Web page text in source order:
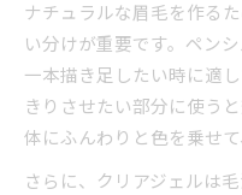
ナチュラルな眉毛を作る
い分けが重要です。ペン
一本描き足したい時に適
きりさせたい部分に使う
体にふんわりと色を乗せ
さらに、クリアジェルは